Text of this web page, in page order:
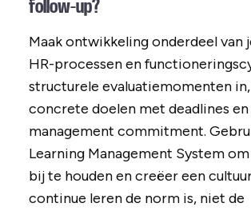
follow-up?
Maak ontwikkeling onderdeel van
HR-processen en
structurele evaluatiemomenten
concrete doelen met deadlines
management commitment.
Learning Management System
bij te houden en creëer een
continue leren de norm is, niet de